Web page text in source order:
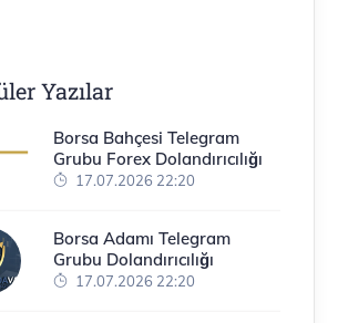
Yazılar
Borsa Bahçesi Telegram
Grubu Forex Dolandırıcılığı
17.07.2026 22:20
Borsa Adamı Telegram
Grubu Dolandırıcılığı
17.07.2026 22:20